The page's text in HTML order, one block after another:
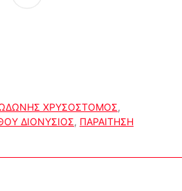
ΧΡΥΣΟΣΤΟΜΟΣ,
ΔΙΟΝΥΣΙΟΣ, ΠΑΡΑΙΤΗΣΗ